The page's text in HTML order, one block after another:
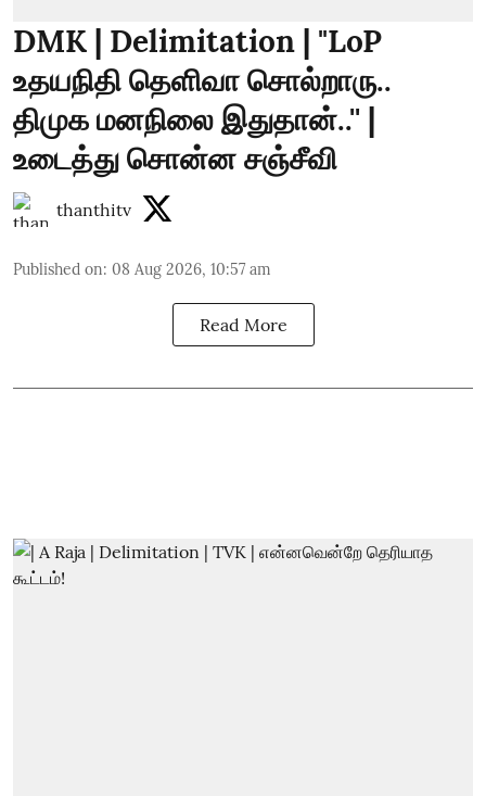
DMK | Delimitation | "LoP
உதயநிதி தெளிவா சொல்றாரு..
திமுக மனநிலை இதுதான்..'' |
உடைத்து சொன்ன சஞ்சீவி
thanthitv
Published on: 08 Aug 2026, 10:57 am
Read More